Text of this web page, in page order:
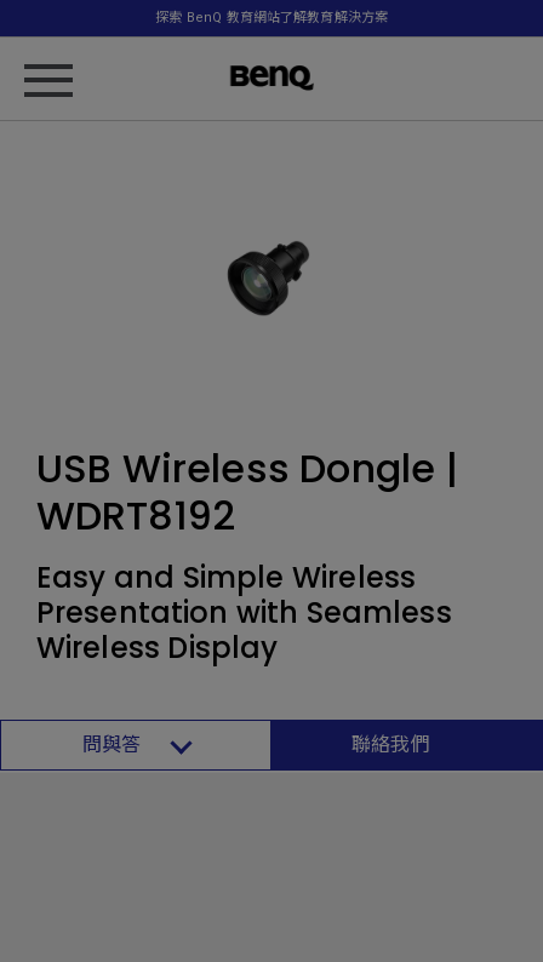
探索 BenQ 教育網站了解教育解決方案
USB Wireless Dongle |
WDRT8192
Easy and Simple Wireless
Presentation with Seamless
Wireless Display
問與答 聯絡我們